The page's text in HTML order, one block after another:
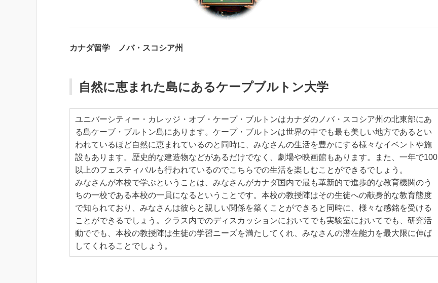
カナダ留学 ノバ・スコシア州
自然に恵まれた島にあるケープブルトン大学
ユニバーシティー・カレッジ・オブ・ケープ・ブルトンはカナダのノバ・スコシア州の北東部にあ
る島ケーブ・ブルトン島にあります。ケープ・ブルトンは世界の中でも最も美しい地方であるとい
われているほど自然に恵まれているのと同時に、みなさんの生活を豊かにする様々なイベントや施
設もあります。歴史的な建造物などがあるだけでなく、劇場や映画館もあります。また、一年で100
以上のフェスティバルも行われているのでこちらでの生活を楽しむことができるでしょう。
みなさんが本校で学ぶということは、みなさんがカナダ国内で最も革新的で進歩的な教育機関のう
ちの一校である本校の一員になるということです。本校の教授陣はその生徒への献身的な教育態度
で知られており、みなさんは彼らと親しい関係を築くことができると同時に、様々な感銘を受ける
ことができるでしょう。クラス内でのディスカッションにおいてでも実験室においてでも、研究活
動ででも、本校の教授陣は生徒の学習ニーズを満たしてくれ、みなさんの潜在能力を最大限に伸ば
してくれることでしょう。